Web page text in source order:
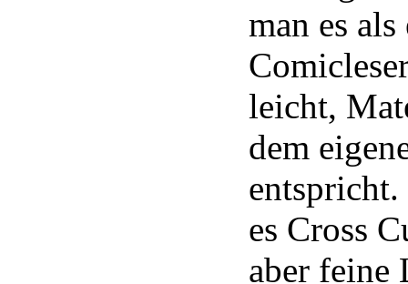
man es als
leicht,
dem
es Cross
aber feine